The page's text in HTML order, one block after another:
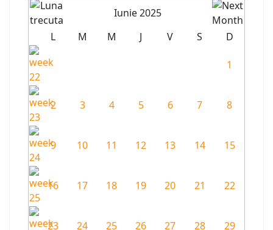
Iunie 2025
L
M M J V S D
1
2 3 4 5 6 7 8
9 10 11 12 13 14 15
16 17 18 19 20 21 22
23 24 25 26 27 28 29